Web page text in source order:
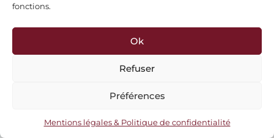
fonctions.
Ok
Refuser
Préférences
Mentions légales & Politique de confidentialité
SZAC Murielle
TAULER Jean
THIELLEMENT Pacôme